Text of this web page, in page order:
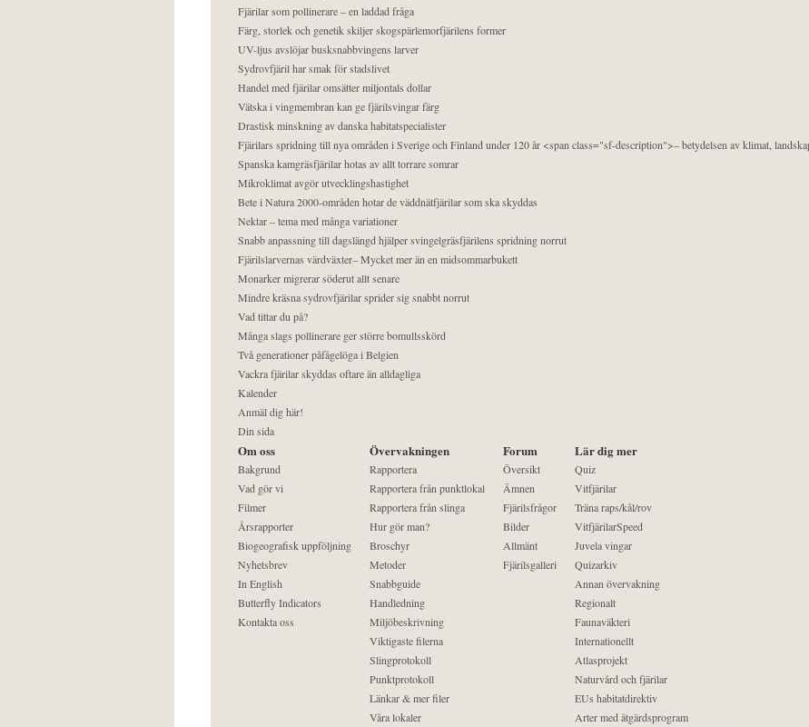
Fjärilar som pollinerare – en laddad fråga
Färg, storlek och genetik skiljer skogspärlemorfjärilens former
UV-ljus avslöjar busksnabbvingens larver
Sydrovfjäril har smak för stadslivet
Handel med fjärilar omsätter miljontals dollar
Vätska i vingmembran kan ge fjärilsvingar färg
Drastisk minskning av danska habitatspecialister
Fjärilars spridning till nya områden i Sverige och Finland under 120 år <span class="sf-description">– betydelsen av klimat,
Spanska kamgräsfjärilar hotas av allt torrare somrar
Mikroklimat avgör utvecklingshastighet
Bete i Natura 2000-områden hotar de väddnätfjärilar som ska skyddas
Nektar – tema med många variationer
Snabb anpassning till dagslängd hjälper svingelgräsfjärilens spridning norrut
Fjärilslarvernas värdväxter– Mycket mer än en midsommarbukett
Monarker migrerar söderut allt senare
Mindre kräsna sydrovfjärilar sprider sig snabbt norrut
Vad tittar du på?
Många slags pollinerare ger större bomullsskörd
Två generationer påfågelöga i Belgien
Vackra fjärilar skyddas oftare än alldagliga
Kalender
Anmäl dig här!
Din sida
Om oss
Bakgrund
Vad gör vi
Filmer
Årsrapporter
Biogeografisk uppföljning
Nyhetsbrev
In English
Butterfly Indicators
Kontakta oss
Övervakningen
Rapportera
Rapportera från punktlokal
Rapportera från slinga
Hur gör man?
Broschyr
Metoder
Snabbguide
Handledning
Miljöbeskrivning
Viktigaste filerna
Slingprotokoll
Punktprotokoll
Länkar & mer filer
Våra lokaler
Forum
Översikt
Ämnen
Fjärilsfrågor
Bilder
Allmänt
Fjärilsgalleri
Lär dig mer
Quiz
Vitfjärilar
Träna raps/kål/rov
VitfjärilarSpeed
Juvela vingar
Quizarkiv
Annan övervakning
Regionalt
Faunaväkteri
Internationellt
Atlasprojekt
Naturvård och fjärilar
EUs habitatdirektiv
Arter med åtgärdsprogram